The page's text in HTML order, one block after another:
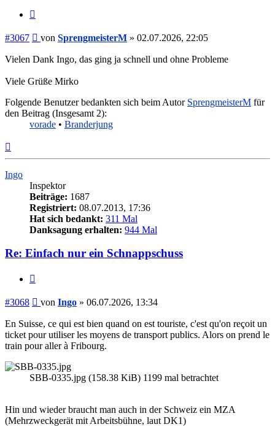
#3067 Beitrag
von SprengmeisterM » 02.07.2026, 22:05
Vielen Dank Ingo, das ging ja schnell und ohne Probleme
Viele Grüße Mirko
Folgende Benutzer bedankten sich beim Autor SprengmeisterM für
den Beitrag (Insgesamt 2):
vorade • Branderjung
Ingo
Inspektor
Beiträge: 1687
Registriert: 08.07.2013, 17:36
Hat sich bedankt: 311 Mal
Danksagung erhalten: 944 Mal
Re: Einfach nur ein Schnappschuss
#3068 Beitrag
von Ingo » 06.07.2026, 13:34
En Suisse, ce qui est bien quand on est touriste, c'est qu'on reçoit un
ticket pour utiliser les moyens de transport publics. Alors on prend le
train pour aller à Fribourg.
SBB-0335.jpg (158.38 KiB) 1199 mal betrachtet
Hin und wieder braucht man auch in der Schweiz ein MZA
(Mehrzweckgerät mit Arbeitsbühne, laut DK1)